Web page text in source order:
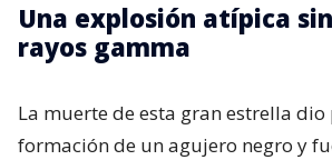
Una explosión atípica
rayos gamma
La muerte de esta gran estrella dio
formación de un agujero negro y